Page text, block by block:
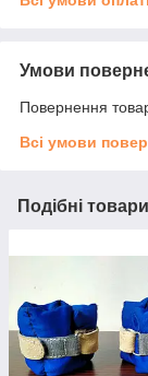
Умови
Повернення
Всі умови
Подібні